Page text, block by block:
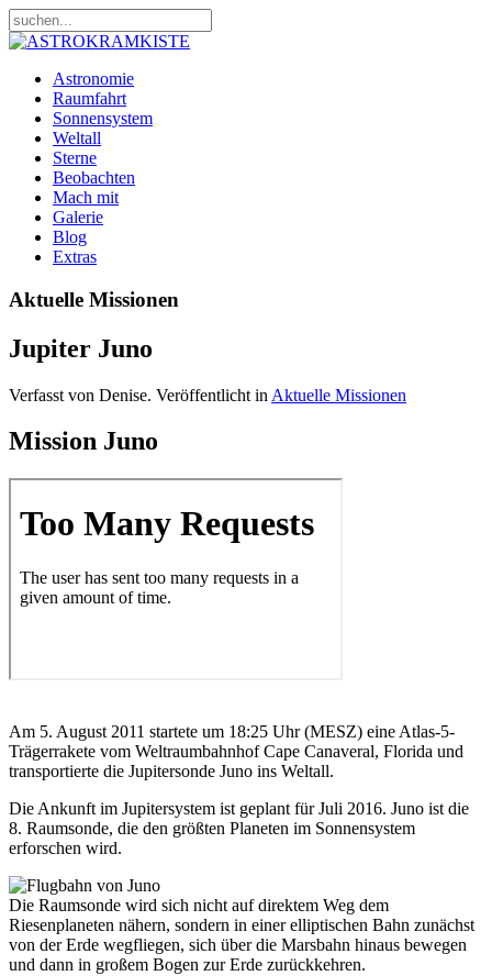
Astronomie
Raumfahrt
Sonnensystem
Weltall
Sterne
Beobachten
Mach mit
Galerie
Blog
Extras
Aktuelle Missionen
Jupiter Juno
Verfasst von Denise. Veröffentlicht in Aktuelle Missionen
Mission Juno
Am 5. August 2011 startete um 18:25 Uhr (MESZ) eine Atlas-5-
Trägerrakete vom Weltraumbahnhof Cape Canaveral, Florida und
transportierte die Jupitersonde Juno ins Weltall.
Die Ankunft im Jupitersystem ist geplant für Juli 2016. Juno ist die
8. Raumsonde, die den größten Planeten im Sonnensystem
erforschen wird.
Die Raumsonde wird sich nicht auf direktem Weg dem
Riesenplaneten nähern, sondern in einer elliptischen Bahn zunächst
von der Erde wegfliegen, sich über die Marsbahn hinaus bewegen
und dann in großem Bogen zur Erde zurückkehren.